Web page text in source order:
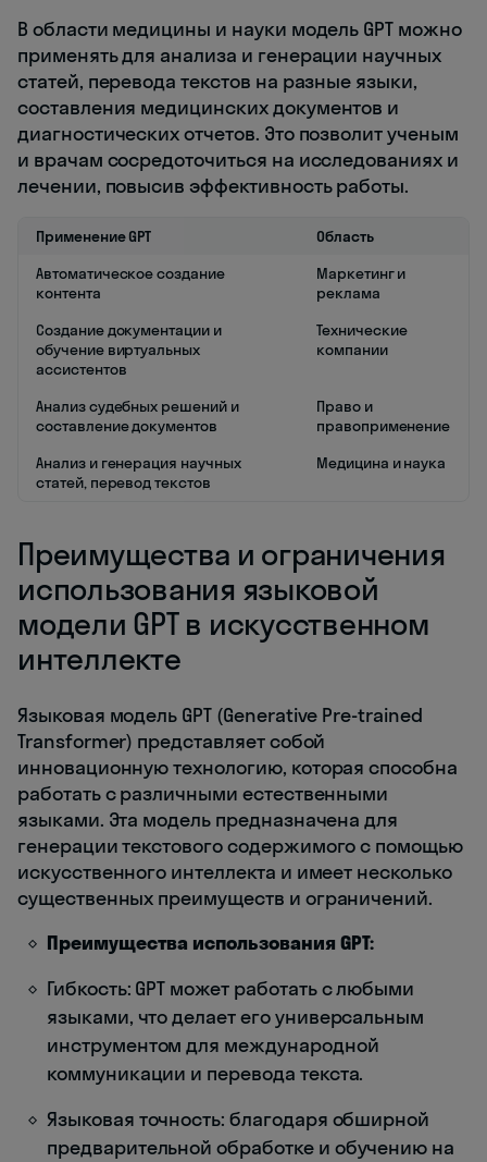
В области медицины и науки модель GPT можно
применять для анализа и генерации научных
статей, перевода текстов на разные языки,
составления медицинских документов и
диагностических отчетов. Это позволит ученым
и врачам сосредоточиться на исследованиях и
лечении, повысив эффективность работы.
Применение GPT
Область
Автоматическое создание
контента
Маркетинг и
реклама
Создание документации и
обучение виртуальных
ассистентов
Технические
компании
Анализ судебных решений и
составление документов
Право и
правоприменение
Анализ и генерация научных
статей, перевод текстов
Медицина и наука
Преимущества и ограничения
использования языковой
модели GPT в искусственном
интеллекте
Языковая модель GPT (Generative Pre-trained
Transformer) представляет собой
инновационную технологию, которая способна
работать с различными естественными
языками. Эта модель предназначена для
генерации текстового содержимого с помощью
искусственного интеллекта и имеет несколько
существенных преимуществ и ограничений.
Преимущества использования GPT:
Гибкость: GPT может работать с любыми
языками, что делает его универсальным
инструментом для международной
коммуникации и перевода текста.
Языковая точность: благодаря обширной
предварительной обработке и обучению на